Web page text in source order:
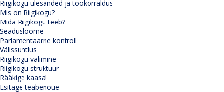
Riigikogu ülesanded ja töökorraldus
Mis on Riigikogu?
Mida Riigikogu teeb?
Seadusloome
Parlamentaarne kontroll
Välissuhtlus
Riigikogu valimine
Riigikogu struktuur
Rääkige kaasa!
Esitage teabenõue